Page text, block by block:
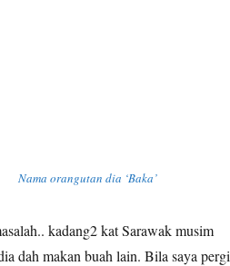
Nama orangutan dia ‘Baka’
kadang2 kat Sarawak musim
dah makan buah lain. Bila saya pergi